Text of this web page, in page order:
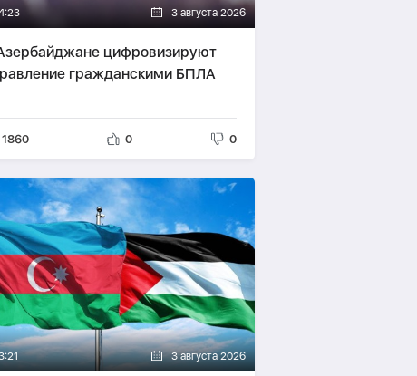
3 августа 2026
цифровизируют
гражданскими БПЛА
1860 0 0
3 августа 2026